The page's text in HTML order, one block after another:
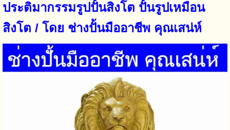
ประติมากรรมรูปปั้นสิงโต ปั้นรูปเหมือน
สิงโต / โดย ช่างปั้นมืออาชีพ คุณเสน่ห์